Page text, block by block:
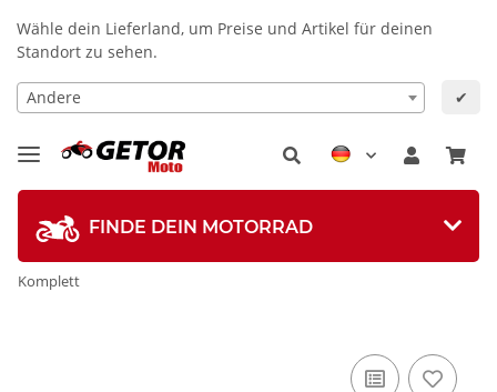
Wähle dein Lieferland, um Preise und Artikel für deinen
Standort zu sehen.
Andere ✔
FINDE DEIN MOTORRAD
Komplett